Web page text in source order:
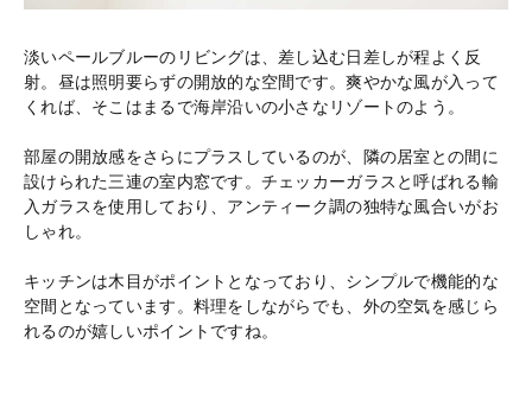
淡いペールブルーのリビングは、差し込む日差しが程よく反
射。昼は照明要らずの開放的な空間です。爽やかな風が入って
くれば、そこはまるで海岸沿いの小さなリゾートのよう。
部屋の開放感をさらにプラスしているのが、隣の居室との間に
設けられた三連の室内窓です。チェッカーガラスと呼ばれる輸
入ガラスを使用しており、アンティーク調の独特な風合いがお
しゃれ。
キッチンは木目がポイントとなっており、シンプルで機能的な
空間となっています。料理をしながらでも、外の空気を感じら
れるのが嬉しいポイントですね。